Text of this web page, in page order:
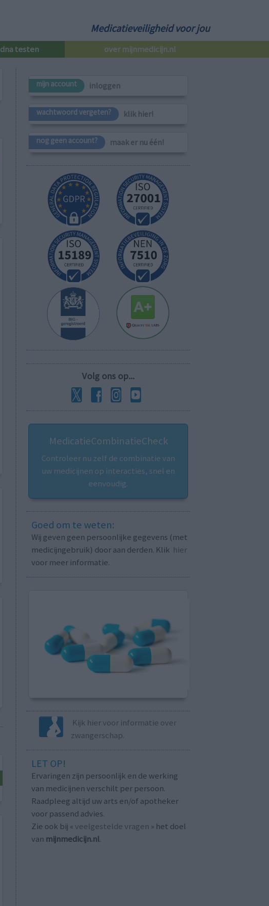
Medicatieveiligheid voor jou
dna testen over mijnmedicijn.nl
mijn account inloggen
wachtwoord vergeten? klik hier!
nog geen account? maak er nu één!
Volg ons op...
MedicatieCombinatieCheck
Controleer nu zelf de combinatie van
uw medicijnen op interacties, snel en
eenvoudig.
Goed om te weten:
Wij geven geen persoonlijke gegevens (met
medicijngebruik) door aan derden. Klik hier
voor meer informatie.
Kijk hier voor informatie over
zwangerschap.
LET OP!
Ervaringen zijn persoonlijk en de werking
van medicijnen verschilt per persoon.
Raadpleeg altijd uw arts en/of apotheker
voor passend advies.
Zie ook bij « veelgestelde vragen » het doel
van mijnmedicijn.nl.